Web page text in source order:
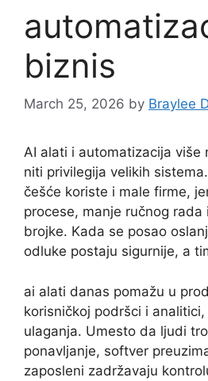
biznis
March 25, 2026 by Braylee
AI alati i automatizacija više
niti privilegija velikih
češće koriste i male firme,
procese, manje ručnog rada
brojke. Kada se posao
odluke postaju sigurnije, a
ai alati danas pomažu u
korisničkoj podršci i
ulaganja. Umesto da ljudi
ponavljanje, softver
zaposleni zadržavaju